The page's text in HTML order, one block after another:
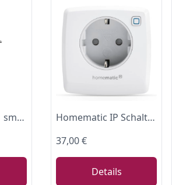
FRITZ!DECT 210 | smarte Outdoor-Steckdose | Energie messen & sparen
Homematic IP Schaltsteckdose
37,00 €
Details